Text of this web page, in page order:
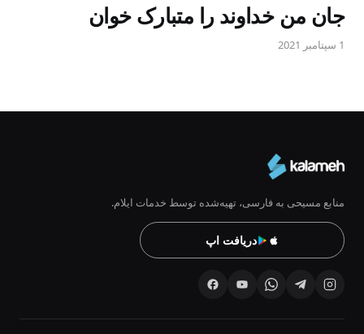
جان من خداوند را متبارک خوان
1 سپتامبر 2021
منابع مسیحی به فارسی، تهیه‌شده توسط خدمات ایلام.
دریافت اپ